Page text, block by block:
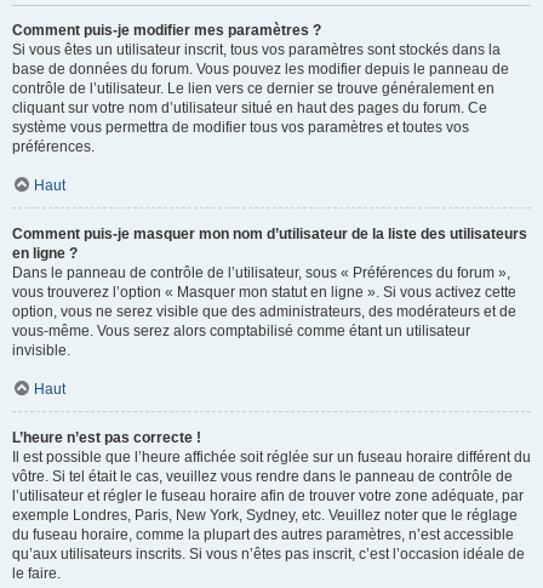
Comment puis-je modifier mes paramètres ?
Si vous êtes un utilisateur inscrit, tous vos paramètres sont stockés dans la
base de données du forum. Vous pouvez les modifier depuis le panneau de
contrôle de l’utilisateur. Le lien vers ce dernier se trouve généralement en
cliquant sur votre nom d’utilisateur situé en haut des pages du forum. Ce
système vous permettra de modifier tous vos paramètres et toutes vos
préférences.
Haut
Comment puis-je masquer mon nom d’utilisateur de la liste des utilisateurs
en ligne ?
Dans le panneau de contrôle de l’utilisateur, sous « Préférences du forum »,
vous trouverez l’option « Masquer mon statut en ligne ». Si vous activez cette
option, vous ne serez visible que des administrateurs, des modérateurs et de
vous-même. Vous serez alors comptabilisé comme étant un utilisateur
invisible.
Haut
L’heure n’est pas correcte !
Il est possible que l’heure affichée soit réglée sur un fuseau horaire différent du
vôtre. Si tel était le cas, veuillez vous rendre dans le panneau de contrôle de
l’utilisateur et régler le fuseau horaire afin de trouver votre zone adéquate, par
exemple Londres, Paris, New York, Sydney, etc. Veuillez noter que le réglage
du fuseau horaire, comme la plupart des autres paramètres, n’est accessible
qu’aux utilisateurs inscrits. Si vous n’êtes pas inscrit, c’est l’occasion idéale de
le faire.